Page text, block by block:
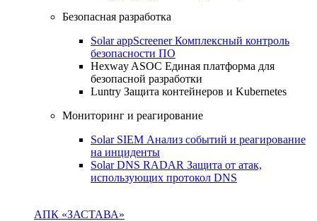
Безопасная разработка
Solar appScreenerКомплексный контроль
безопасности ПО
Hexway ASOC Единая платформа для
безопасной разработки
Luntry Защита контейнеров и Kubernetes
Мониторинг и реагирование
Solar SIEM Анализ событий и реагирование
на инциденты
Solar DNS RADAR Защита от атак,
использующих протокол DNS
АПК «ЗАСТАВА»